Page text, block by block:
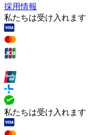
採用情報
私たちは受け入れます
私たちは受け入れます